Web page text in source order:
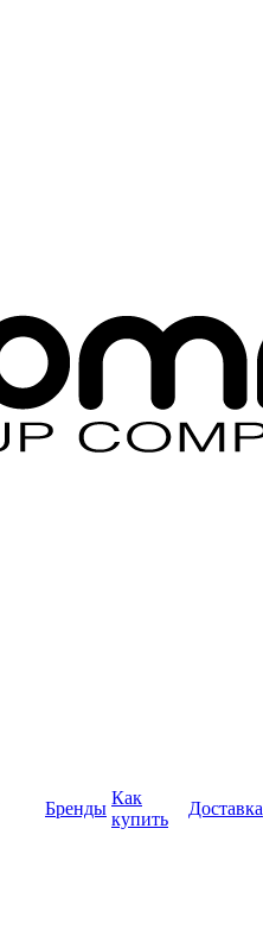
Бренды
Как
купить
Доставка